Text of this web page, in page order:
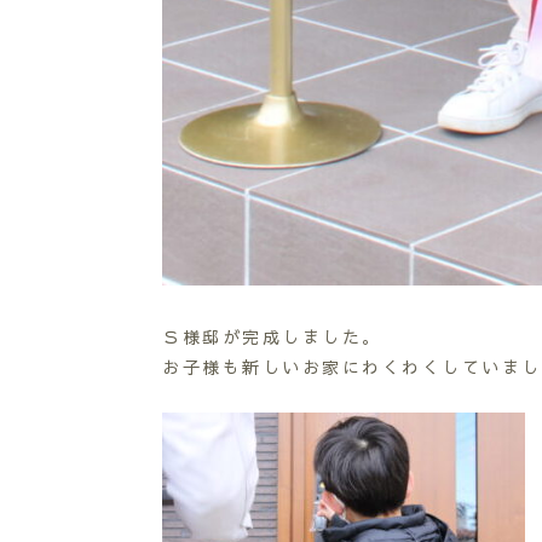
Ｓ様邸が完成しました。
お子様も新しいお家にわくわくしていま